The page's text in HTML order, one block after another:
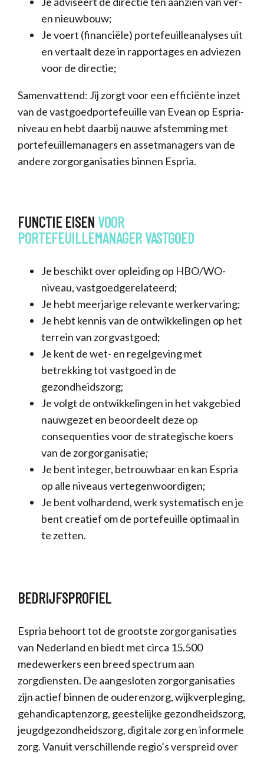
en nieuwbouw;
Je voert (financiële) portefeuilleanalyses uit
en vertaalt deze in rapportages en adviezen
voor de directie;
Samenvattend: Jij zorgt voor een efficiënte inzet
van de vastgoedportefeuille van Evean op Espria-
niveau en hebt daarbij nauwe afstemming met
portefeuillemanagers en assetmanagers van de
andere zorgorganisaties binnen Espria.
FUNCTIE EISEN VOOR
PORTEFEUILLEMANAGER VASTGOED
Je beschikt over opleiding op HBO/WO-
niveau, vastgoedgerelateerd;
Je hebt meerjarige relevante werkervaring;
Je hebt kennis van de ontwikkelingen op het
terrein van zorgvastgoed;
Je kent de wet- en regelgeving met
betrekking tot vastgoed in de
gezondheidszorg;
Je volgt de ontwikkelingen in het vakgebied
nauwgezet en beoordeelt deze op
consequenties voor de strategische koers
van de zorgorganisatie;
Je bent integer, betrouwbaar en kan Espria
op alle niveaus vertegenwoordigen;
Je bent volhardend, werk systematisch en je
bent creatief om de portefeuille optimaal in
te zetten.
BEDRIJFSPROFIEL
Espria behoort tot de grootste zorgorganisaties
van Nederland en biedt met circa 15.500
medewerkers een breed spectrum aan
zorgdiensten. De aangesloten zorgorganisaties
zijn actief binnen de ouderenzorg, wijkverpleging,
gehandicaptenzorg, geestelijke gezondheidszorg,
jeugdgezondheidszorg, digitale zorg en informele
zorg. Vanuit verschillende regio’s verspreid over